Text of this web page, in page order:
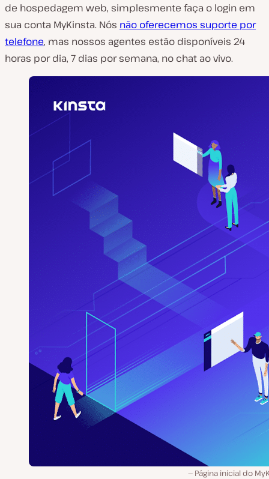
de hospedagem web, simplesmente faça o login em
sua conta MyKinsta. Nós não oferecemos suporte por
telefone, mas nossos agentes estão disponíveis 24
horas por dia, 7 dias por semana, no chat ao vivo.
Página inicial do